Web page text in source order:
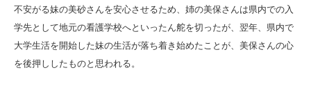
不安がる妹の美砂さんを安心させるため、姉の美保さんは県内での入
学先として地元の看護学校へといったん舵を切ったが、翌年、県内で
大学生活を開始した妹の生活が落ち着き始めたことが、美保さんの心
を後押ししたものと思われる。